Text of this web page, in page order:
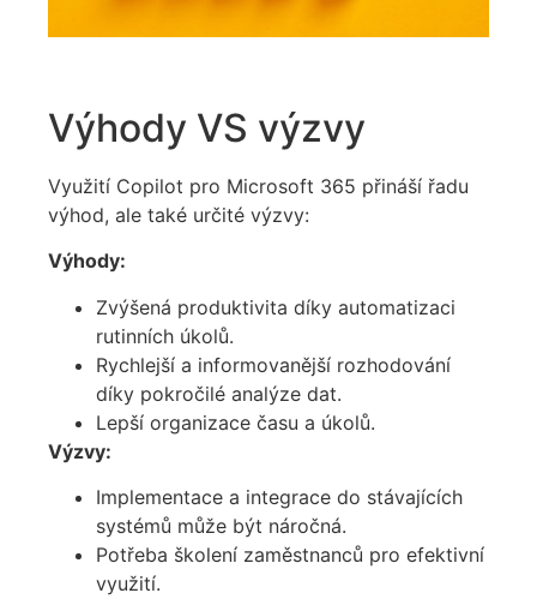
Výhody VS výzvy
Využití Copilot pro Microsoft 365 přináší řadu
výhod, ale také určité výzvy:
Výhody:
Zvýšená produktivita díky automatizaci
rutinních úkolů.
Rychlejší a informovanější rozhodování
díky pokročilé analýze dat.
Lepší organizace času a úkolů.
Výzvy:
Implementace a integrace do stávajících
systémů může být náročná.
Potřeba školení zaměstnanců pro efektivní
využití.